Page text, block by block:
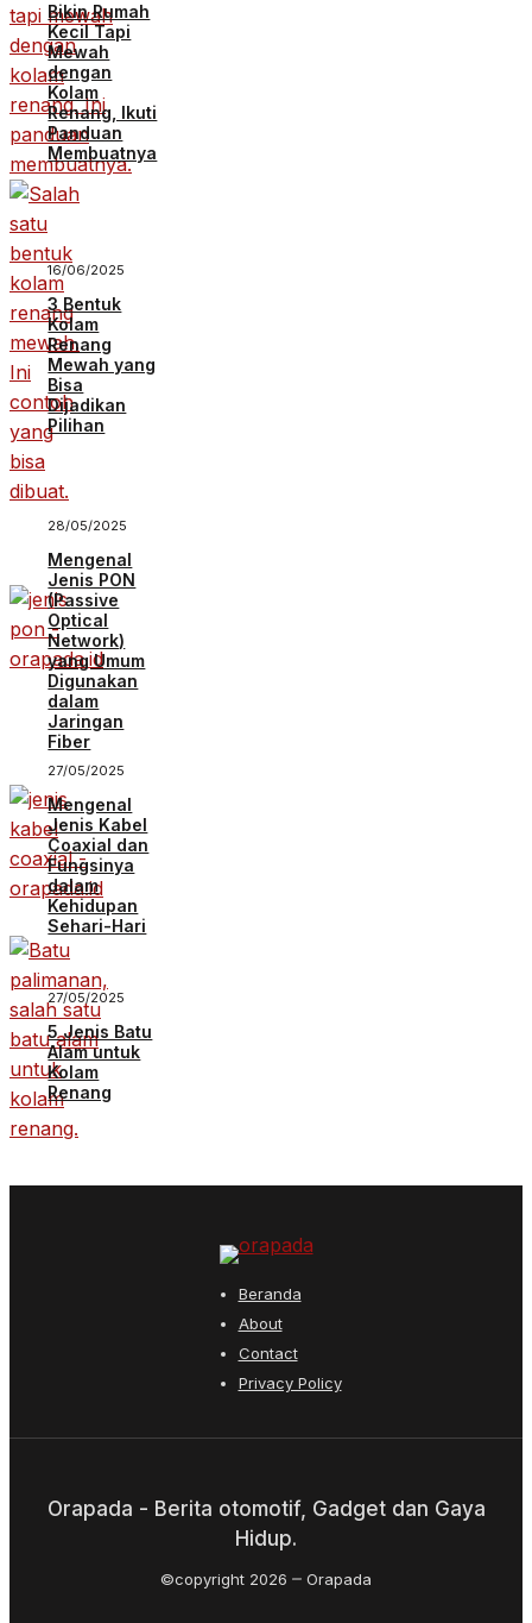
Bikin Rumah
Kecil Tapi
Mewah
dengan
Kolam
Renang, Ikuti
Panduan
Membuatnya
16/06/2025
3 Bentuk
Kolam
Renang
Mewah yang
Bisa
Dijadikan
Pilihan
28/05/2025
Mengenal
Jenis PON
(Passive
Optical
Network)
yang Umum
Digunakan
dalam
Jaringan
Fiber
27/05/2025
Mengenal
Jenis Kabel
Coaxial dan
Fungsinya
dalam
Kehidupan
Sehari-Hari
27/05/2025
5 Jenis Batu
Alam untuk
Kolam
Renang
Beranda
About
Contact
Privacy Policy
Orapada - Berita otomotif, Gadget dan Gaya
Hidup.
©copyright 2026 Orapada